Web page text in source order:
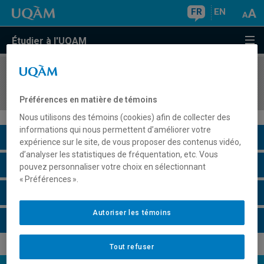
FR EN
Étudier à l'UQAM
COURS//
Description du cours
Horaire - Été 2026
Préférences en matière de témoins
Nous utilisons des témoins (cookies) afin de collecter des
informations qui nous permettent d’améliorer votre
expérience sur le site, de vous proposer des contenus vidéo,
d’analyser les statistiques de fréquentation, etc. Vous
pouvez personnaliser votre choix en sélectionnant
« Préférences ».
Tout refuser
Autoriser les témoins